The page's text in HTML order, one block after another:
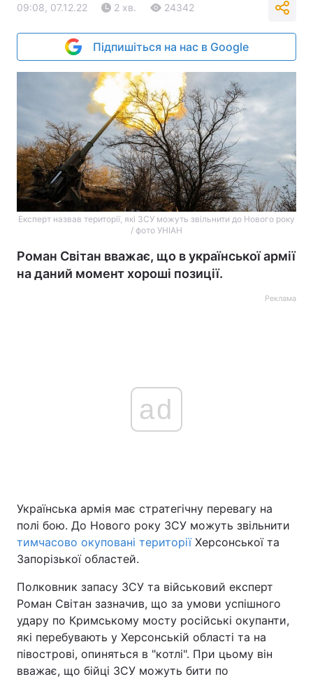
09:08, 07.12.22 2 хв. 24342
Підпишіться на нас в Google
Експерт назвав території, які ЗСУ можуть звільнити до Нового року
/ фото УНІАН
Роман Світан вважає, що в української армії
на даний момент хороші позиції.
Реклама
ad
Українська армія має стратегічну перевагу на
полі бою. До Нового року ЗСУ можуть звільнити
тимчасово окуповані територіїХерсонської та
Запорізької областей.
Полковник запасу ЗСУ та військовий експерт
Роман Світан зазначив, що за умови успішного
удару по Кримському мосту російські окупанти,
які перебувають у Херсонській області та на
півострові, опиняться в "котлі". При цьому він
вважає, що бійці ЗСУ можуть бити по